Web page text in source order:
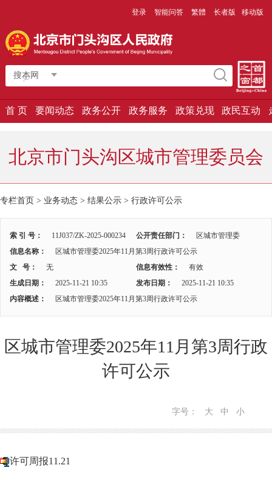
登录 智能问答 繁體 长者版 移动版
搜本网
首 页 要闻动态 政务公开 政务服务 政策兑现 政民互动
北京市门头沟区城市管理委员会
专栏首页 > 业务动态 > 结果公示 > 行政许可公示
索 引 号： 11J037/ZK-2025-000234 公开责任部门：
区城市管理委
信息名称：
区城市管理委2025年11月第3周行政许可公示
文 号：
无 信息有效性：
有效
生成日期：
2025-11-21 10:35 发布日期：
2025-11-21 10:35
内容概述：
区城市管理委2025年11月第3周行政许可公示
区城市管理委2025年11月第3周行政
许可公示
字号： 大 中 小
许可周报11.21